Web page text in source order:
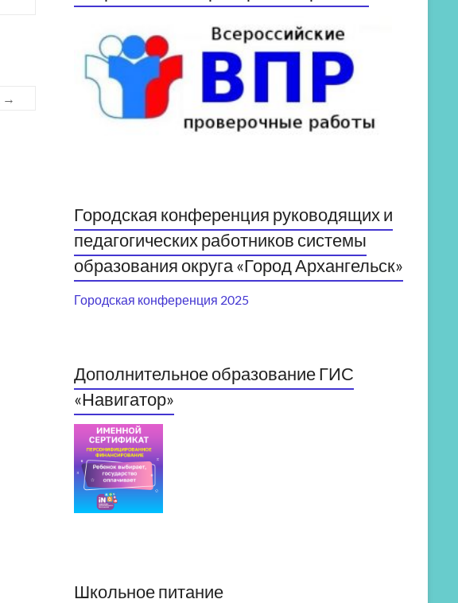
→
Городская конференция руководящих и
педагогических работников системы
образования округа «Город Архангельск»
Городская конференция 2025
Дополнительное образование ГИС
«Навигатор»
Школьное питание